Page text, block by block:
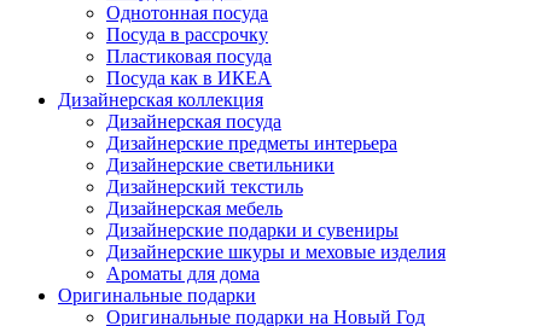
Однотонная посуда
Посуда в рассрочку
Пластиковая посуда
Посуда как в ИКЕА
Дизайнерская коллекция
Дизайнерская посуда
Дизайнерские предметы интерьера
Дизайнерские светильники
Дизайнерский текстиль
Дизайнерская мебель
Дизайнерские подарки и сувениры
Дизайнерские шкуры и меховые изделия
Ароматы для дома
Оригинальные подарки
Оригинальные подарки на Новый Год